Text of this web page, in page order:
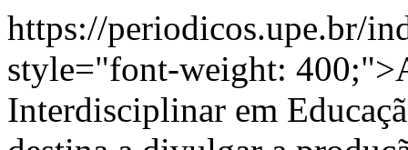
https://periodicos.upe.br/
style="font-weight:
Interdisciplinar em